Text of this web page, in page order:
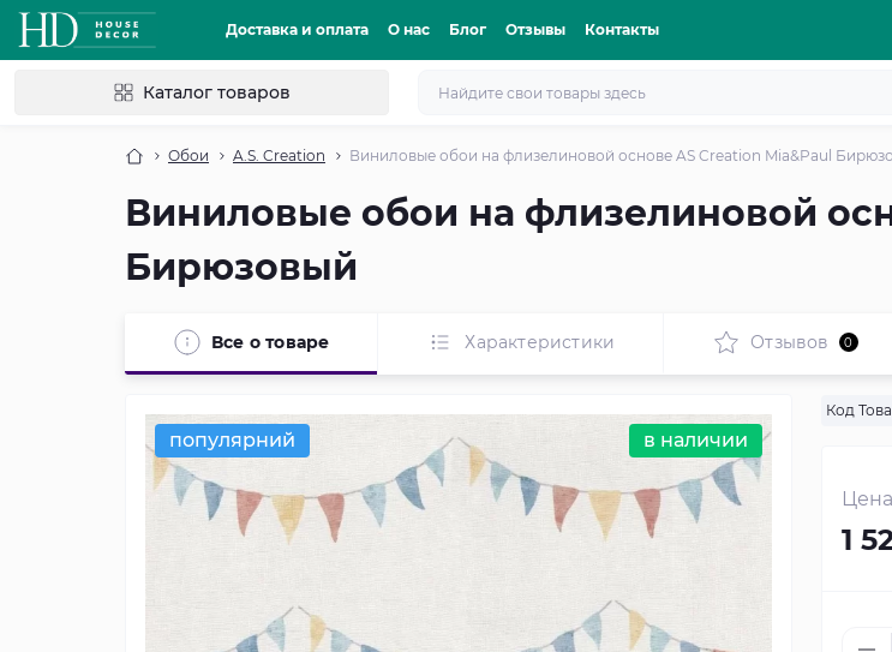
Доставка и оплата О нас Блог Отзывы Контакты
Каталог товаров
Обои A.S. Creation Виниловые обои на флизелиновой основе AS Creation Mia&Paul
Виниловые обои на флизелиновой
Бирюзовый
Все о товаре Характеристики Отзывов 0
популярний в наличии
Код
1